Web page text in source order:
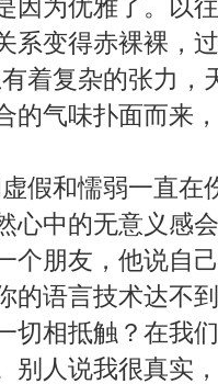
因为优雅了。以
系变得赤裸裸，
着复杂的张力，
的气味扑面而来
假和懦弱一直在
心中的无意义感
个朋友，他说自
的语言技术达不
切相抵触？在我
别人说我很真实